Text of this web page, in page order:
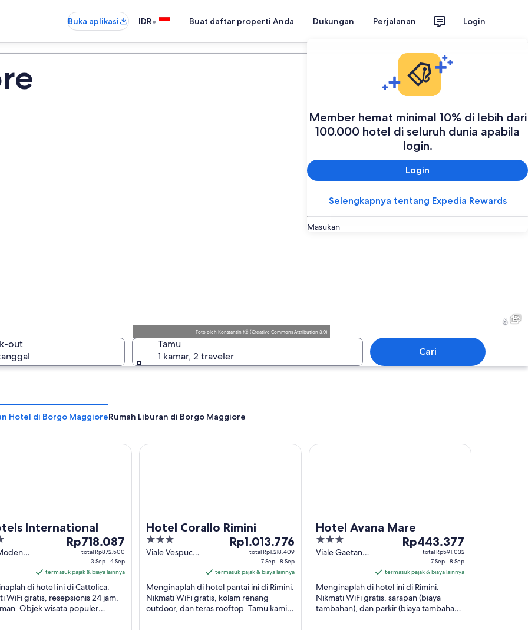
Buka aplikasi IDR• Buat daftar properti Anda Dukungan Perjalanan Login
Member hemat minimal 10% di lebih dari
100.000 hotel di seluruh dunia apabila
login.
Login
Selengkapnya tentang Expedia Rewards
Masukan
Foto oleh Konstantin Kč (Creative Commons Attribution 3.0)
6
out
Tamu
1 kamar, 2 traveler
Cari
Hotel di Borgo MaggioreRumah Liburan di Borgo Maggiore
International
Harga
Rp718.087
malam
dari
3
Sep
Rp718.087
total Rp872.500
3 Sep - 4 Sep
termasuk pajak & biaya lainnya
di hotel ini di Cattolica.
WiFi gratis, resepsionis 24 jam,
Objek wisata populer
International
Hotel Corallo Rimini
3
out
Viale Vespucci
Harga
Rp1.013.776
malam
dari
7
Sep
Rp1.013.776
total Rp1.218.409
7 Sep - 8 Sep
termasuk pajak & biaya lainnya
Menginaplah di hotel pantai ini di Rimini.
Nikmati WiFi gratis, kolam renang
outdoor, dan teras rooftop. Tamu kami
memuji staf di ulasan kami. Objek wisata
Hotel Corallo Rimini
Hotel Avana Mare
3
out
Viale Gaetano
Harga
Rp443.377
malam
dari
7
Sep
Rp443.377
total Rp591.032
7 Sep - 8 Sep
termasuk pajak & biaya lainnya
Menginaplah di hotel ini di Rimini.
Nikmati WiFi gratis, sarapan (biaya
tambahan), dan parkir (biaya tambahan).
Tamu kami memuji staf di ulasan kami.
Hotel Avana Mare